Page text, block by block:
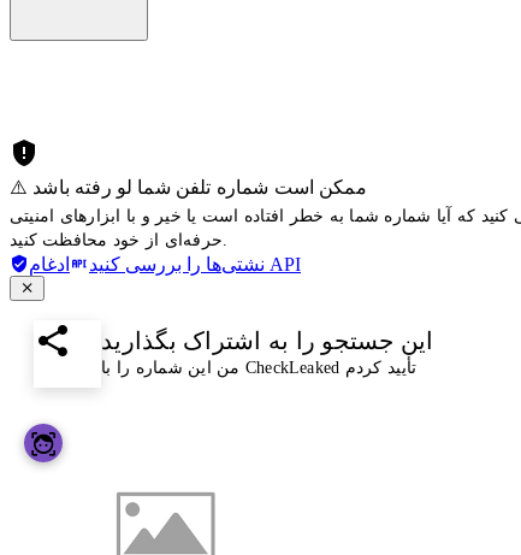
⚠️ ممکن است شماره تلفن شما لو رفته باشد
که آیا شماره شما به خطر افتاده است یا خیر و با ابزارهای امنیتی
نشتی‌ها را بررسی کنید ادغام API
این جستجو را به اشتراک بگذارید
من این شماره را با CheckLeaked تأیید کردم